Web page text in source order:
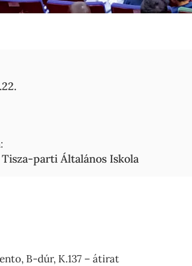
Tisza-parti Általános Iskola
B-dúr, K.137 – átirat